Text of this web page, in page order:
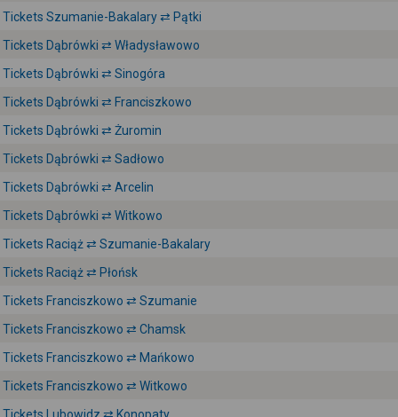
Tickets Szumanie-Bakalary ⇄ Pątki
Tickets Dąbrówki ⇄ Władysławowo
Tickets Dąbrówki ⇄ Sinogóra
Tickets Dąbrówki ⇄ Franciszkowo
Tickets Dąbrówki ⇄ Żuromin
Tickets Dąbrówki ⇄ Sadłowo
Tickets Dąbrówki ⇄ Arcelin
Tickets Dąbrówki ⇄ Witkowo
Tickets Raciąż ⇄ Szumanie-Bakalary
Tickets Raciąż ⇄ Płońsk
Tickets Franciszkowo ⇄ Szumanie
Tickets Franciszkowo ⇄ Chamsk
Tickets Franciszkowo ⇄ Mańkowo
Tickets Franciszkowo ⇄ Witkowo